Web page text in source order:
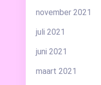
november 2021
juli 2021
juni 2021
maart 2021